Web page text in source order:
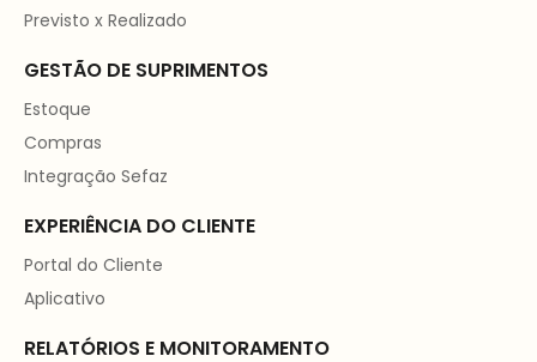
Previsto x Realizado
GESTÃO DE SUPRIMENTOS
Estoque
Compras
Integração Sefaz
EXPERIÊNCIA DO CLIENTE
Portal do Cliente
Aplicativo
RELATÓRIOS E MONITORAMENTO